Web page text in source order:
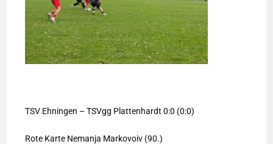
TSV Ehningen – TSVgg Plattenhardt 0:0 (0:0)
Rote Karte Nemanja Markovoiv (90.)